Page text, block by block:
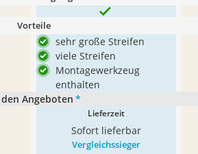
Vorteile
sehr große Streifen
viele Streifen
Montagewerkzeug
enthalten
Angeboten *
Lieferzeit
Sofort lieferbar
Vergleichssieger